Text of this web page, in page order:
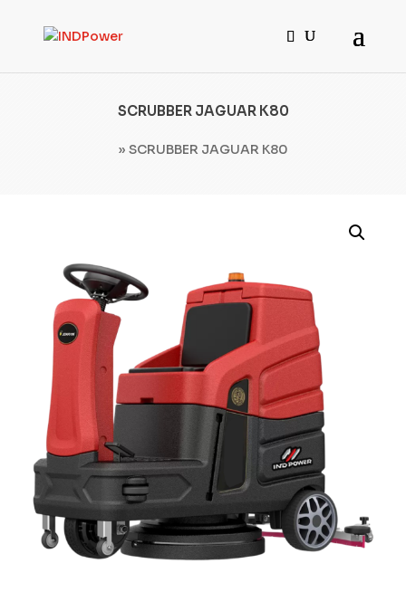
SCRUBBER JAGUAR K80
» SCRUBBER JAGUAR K80